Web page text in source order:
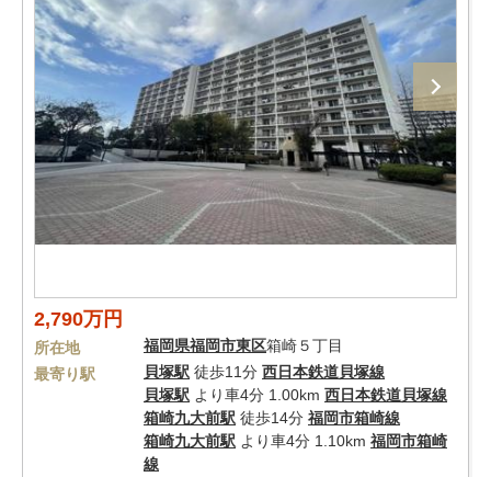
2,790万円
所在地 福岡県福岡市東区箱崎５丁目
最寄り駅
貝塚駅 徒歩11分 西日本鉄道貝塚線
貝塚駅 より車4分 1.00km 西日本鉄道貝塚線
箱崎九大前駅 徒歩14分 福岡市箱崎線
箱崎九大前駅 より車4分 1.10km 福岡市箱崎
線